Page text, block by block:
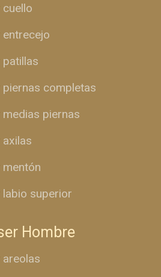
cuello
entrecejo
patillas
piernas completas
piernas
axilas
mentón
labio superior
Hombre
areolas